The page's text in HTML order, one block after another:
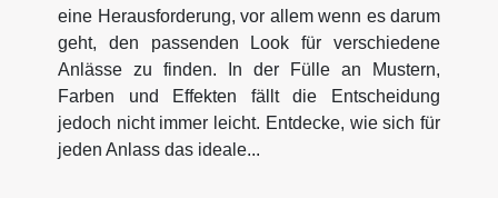
eine Herausforderung, vor allem wenn es darum
geht, den passenden Look für verschiedene
Anlässe zu finden. In der Fülle an Mustern,
Farben und Effekten fällt die Entscheidung
jedoch nicht immer leicht. Entdecke, wie sich für
jeden Anlass das ideale...